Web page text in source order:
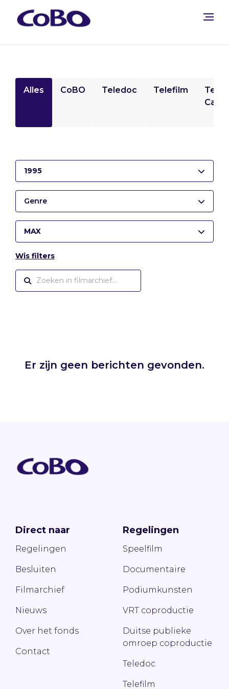
Alles CoBO Teledoc Telefilm
1995
Genre
MAX
Wis filters
Er zijn geen berichten gevonden.
Direct naar
Regelingen
Besluiten
Filmarchief
Nieuws
Over het fonds
Contact
Regelingen
Speelfilm
Documentaire
Podiumkunsten
VRT coproductie
Duitse publieke
omroep coproductie
Teledoc
Telefilm